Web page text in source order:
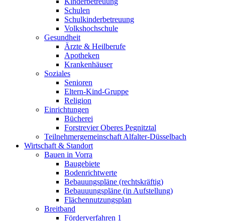
Schulen
Schulkinderbetreuung
Volkshochschule
Gesundheit
Ärzte & Heilberufe
Apotheken
Krankenhäuser
Soziales
Senioren
Eltern-Kind-Gruppe
Religion
Einrichtungen
Bücherei
Forstrevier Oberes Pegnitztal
Teilnehmergemeinschaft Alfalter-Düsselbach
Wirtschaft & Standort
Bauen in Vorra
Baugebiete
Bodenrichtwerte
Bebauungspläne (rechtskräftig)
Bebauuungspläne (in Aufstellung)
Flächennutzungsplan
Breitband
Förderverfahren 1